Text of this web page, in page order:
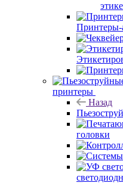
Принтеры-
принтеры
Назад
головки